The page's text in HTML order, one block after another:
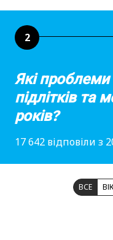
2
Які проблеми
підлітків та
років?
17 642 відповіли з
ВСЕ ВІК